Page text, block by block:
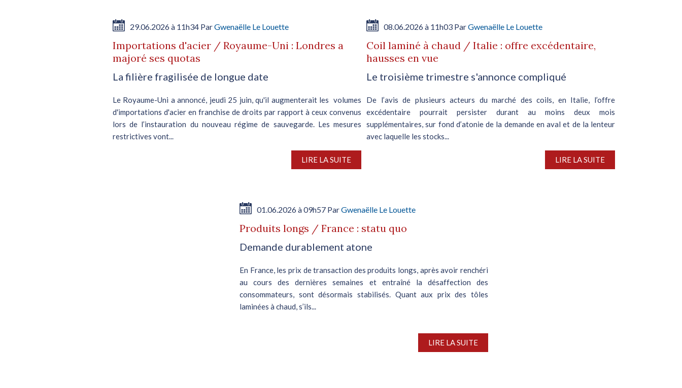
29.06.2026 à 11h34 ParGwenaëlle Le Louette
Importations d'acier / Royaume-Uni : Londres a
majoré ses quotas
La filière fragilisée de longue date
Le Royaume-Uni a annoncé, jeudi 25 juin, qu'il augmenterait les volumes
d'importations d'acier en franchise de droits par rapport à ceux convenus
lors de l’instauration du nouveau régime de sauvegarde. Les mesures
restrictives vont...
LIRE LA SUITE
08.06.2026 à 11h03 ParGwenaëlle Le Louette
Coil laminé à chaud / Italie : offre excédentaire,
hausses en vue
Le troisième trimestre s'annonce compliqué
De l’avis de plusieurs acteurs du marché des coils, en Italie, l’offre
excédentaire pourrait persister durant au moins deux mois
supplémentaires, sur fond d’atonie de la demande en aval et de la lenteur
avec laquelle les stocks...
LIRE LA SUITE
01.06.2026 à 09h57 ParGwenaëlle Le Louette
Produits longs / France : statu quo
Demande durablement atone
En France, les prix de transaction des produits longs, après avoir renchéri
au cours des dernières semaines et entraîné la désaffection des
consommateurs, sont désormais stabilisés. Quant aux prix des tôles
laminées à chaud, s’ils...
LIRE LA SUITE